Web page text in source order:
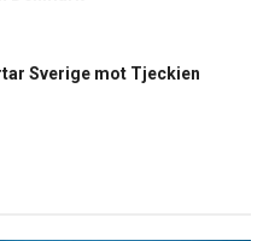
Sverige mot Tjeckien